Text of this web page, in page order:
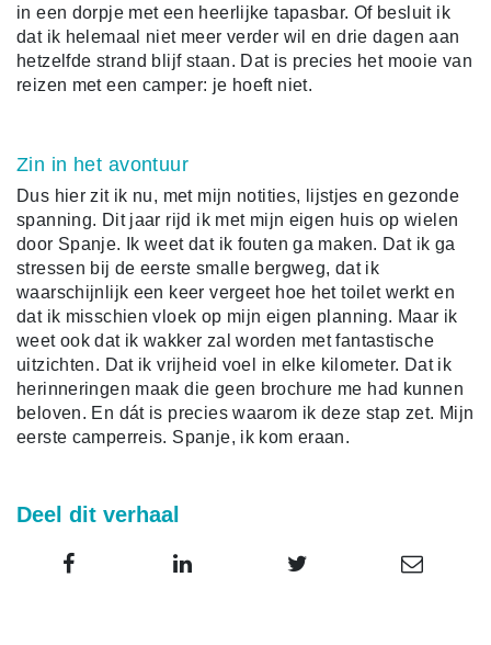
in een dorpje met een heerlijke tapasbar. Of besluit ik
dat ik helemaal niet meer verder wil en drie dagen aan
hetzelfde strand blijf staan. Dat is precies het mooie van
reizen met een camper: je hoeft niet.
Zin in het avontuur
Dus hier zit ik nu, met mijn notities, lijstjes en gezonde
spanning. Dit jaar rijd ik met mijn eigen huis op wielen
door Spanje. Ik weet dat ik fouten ga maken. Dat ik ga
stressen bij de eerste smalle bergweg, dat ik
waarschijnlijk een keer vergeet hoe het toilet werkt en
dat ik misschien vloek op mijn eigen planning. Maar ik
weet ook dat ik wakker zal worden met fantastische
uitzichten. Dat ik vrijheid voel in elke kilometer. Dat ik
herinneringen maak die geen brochure me had kunnen
beloven. En dát is precies waarom ik deze stap zet. Mijn
eerste camperreis. Spanje, ik kom eraan.
Deel dit verhaal